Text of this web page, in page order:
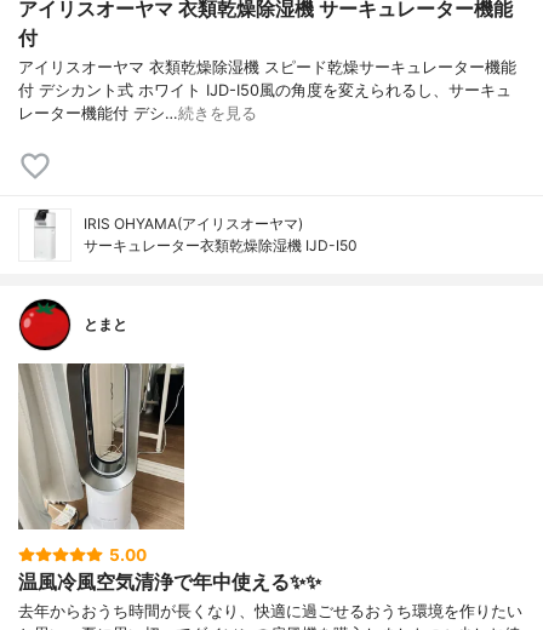
アイリスオーヤマ 衣類乾燥除湿機 サーキュレーター機能
付
アイリスオーヤマ 衣類乾燥除湿機 スピード乾燥サーキュレーター機能
付 デシカント式 ホワイト IJD-I50風の角度を変えられるし、サーキュ
レーター機能付 デシ…続きを見る
IRIS OHYAMA(アイリスオーヤマ)
サーキュレーター衣類乾燥除湿機 IJD-I50
とまと
5.00
温風冷風空気清浄で年中使える✨✨
去年からおうち時間が長くなり、快適に過ごせるおうち環境を作りたい